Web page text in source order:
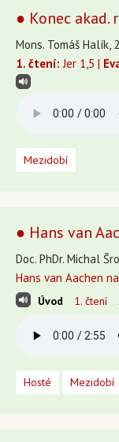
● Konec akad.
Mons. Tomáš Halík,
1. čtení: Jer 1,5 |
Mezidobí
● Hans van
Doc. PhDr. Michal
Hans van Aachen
Úvod 1. čtení
Hosté Mezidobí